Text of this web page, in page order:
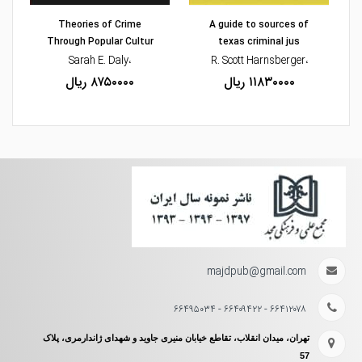
A guide to sources of
texas criminal jus
،R. Scott Harnsberger
۱۱۸۳۰۰۰۰ ریال
Theories of Crime
Through Popular Cultur
،Sarah E. Daly
۸۷۵۰۰۰۰ ریال
majdpub@gmail.com
۶۶۴۱۲۰۷۸ - ۶۶۴۰۹۴۲۲ - ۶۶۴۹۵۰۳۴
تهران، میدان انقلاب، تقاطع خیابان منیری جاوید و شهدای ژاندارمری، پلاک
57